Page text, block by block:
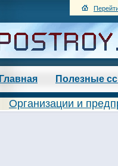
Главная Полезные
Организации и